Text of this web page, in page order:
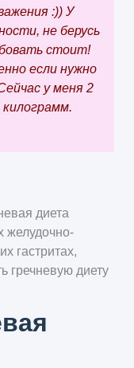
:)) У
не берусь
стоит!
если нужно
у меня 2
килограмм.
диета
желудочно-
гастритах,
гречневую диету